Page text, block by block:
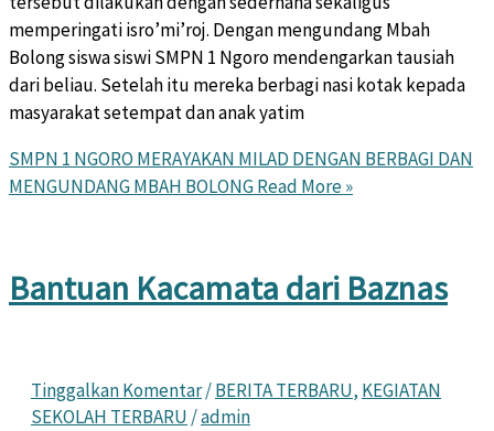
memperingati isro’mi’roj. Dengan mengundang Mbah
Bolong siswa siswi SMPN 1 Ngoro mendengarkan tausiah
dari beliau. Setelah itu mereka berbagi nasi kotak kepada
masyarakat setempat dan anak yatim
SMPN 1 NGORO MERAYAKAN MILAD DENGAN BERBAGI DAN
MENGUNDANG MBAH BOLONGRead More »
Bantuan Kacamata dari Baznas
Tinggalkan Komentar/BERITA TERBARU, KEGIATAN
SEKOLAH TERBARU /admin